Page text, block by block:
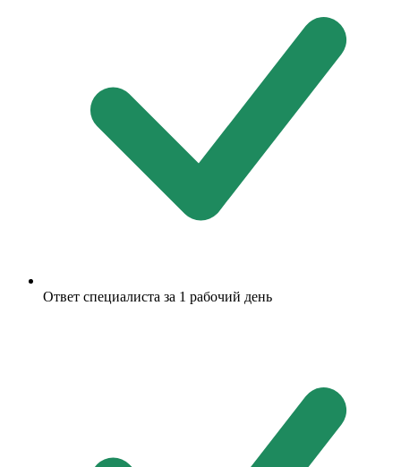
Ответ специалиста за 1 рабочий день